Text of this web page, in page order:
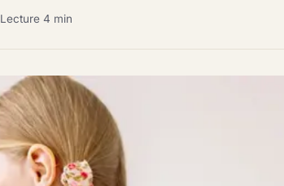
Lecture 4 min